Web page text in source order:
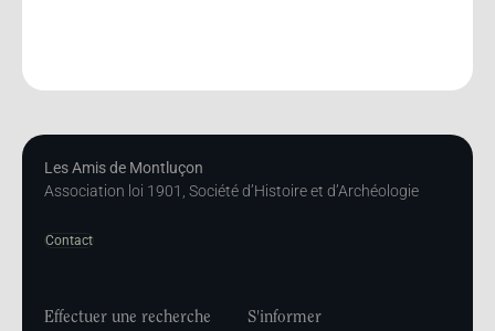
Les Amis de Montluçon
Association loi 1901, Société d’Histoire et d’Archéologie
Contact
Effectuer une recherche S'informer